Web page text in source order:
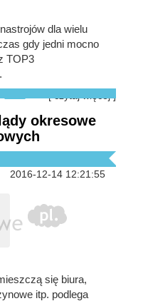
dla wielu
gdy jedni mocno
TOP3
okresowe
2016-12-14 12:21:55
się biura,
itp. podlega